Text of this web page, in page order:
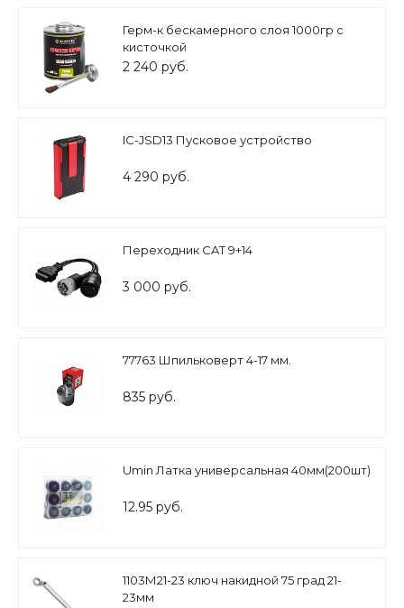
Герм-к бескамерного слоя 1000гр с
кисточкой
2 240 руб.
IC-JSD13 Пусковое устройство
4 290 руб.
Переходник CAT 9+14
3 000 руб.
77763 Шпильковерт 4-17 мм.
835 руб.
Umin Латка универсальная 40мм(200шт)
12.95 руб.
1103М21-23 ключ накидной 75 град 21-
23мм